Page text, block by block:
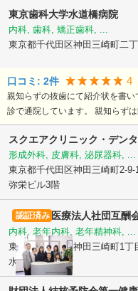
東京歯科大学水道橋病院
内科, 歯科, 矯正歯科, ...
東京都千代田区神田三崎町二
口コミ: 2件 4
親知らずの抜歯にて紹介状を書
診で通院しています。 親知らず
スクエアクリニック・デン
形成外科, 皮膚科, 泌尿器科, ...
東京都千代田区神田三崎町2-9-
弥栄ビル3階
認証済み 医療法人社団互酬
内科, 老年内科, 老年精神科, ...
東京都千代田区神田三崎町1丁
水道橋ビル9階